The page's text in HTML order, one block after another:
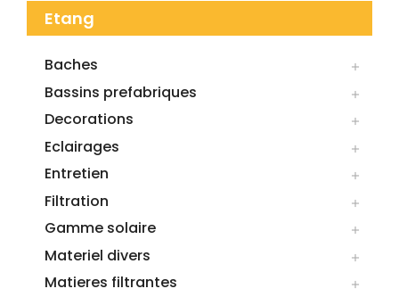
Etang
Baches 
Bassins prefabriques 
Decorations 
Eclairages 
Entretien 
Filtration 
Gamme solaire 
Materiel divers 
Matieres filtrantes 